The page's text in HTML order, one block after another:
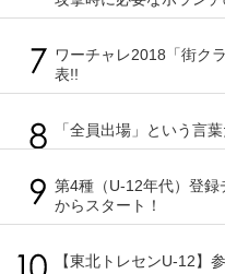
ワーチャレ2018「街ク
表!!
「全員出場」という言
第4種（U-12年代）登録
からスタート！
【東北トレセンU-12】